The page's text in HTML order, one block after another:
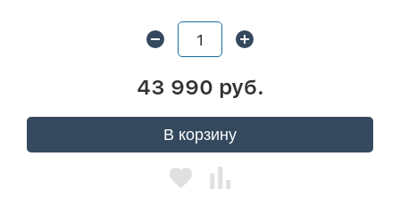
43 990 руб.
В корзину